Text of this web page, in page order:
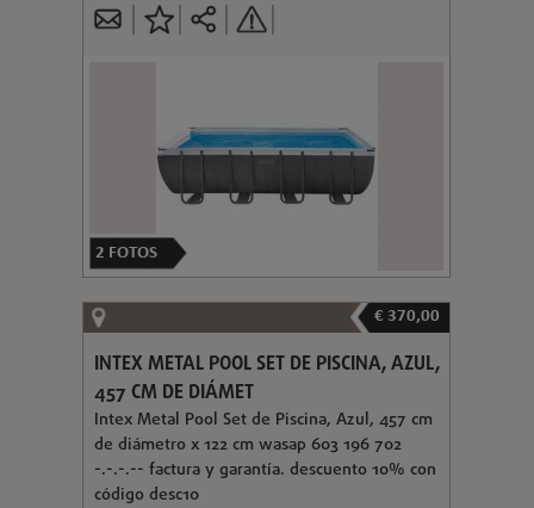
2 FOTOS
€ 370,00
INTEX METAL POOL SET DE PISCINA, AZUL,
457 CM DE DIÁMET
Intex Metal Pool Set de Piscina, Azul, 457 cm
de diámetro x 122 cm wasap 603 196 702
-.-.-.-- factura y garantía. descuento 10% con
código desc10